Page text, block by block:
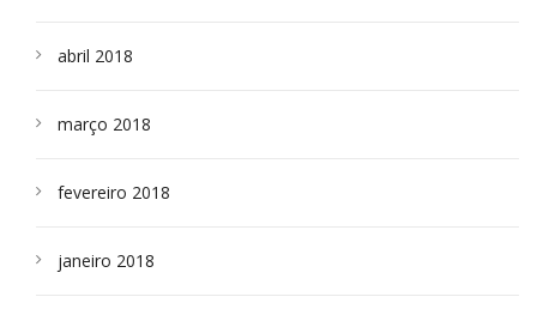
abril 2018
março 2018
fevereiro 2018
janeiro 2018